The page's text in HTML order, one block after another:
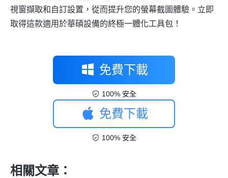
視窗擷取和自訂設置，從而提升您的螢幕截圖體驗。立即
取得這款適用於華碩設備的終極一體化工具包！
免費下載
100% 安全
免費下載
100% 安全
相關文章：